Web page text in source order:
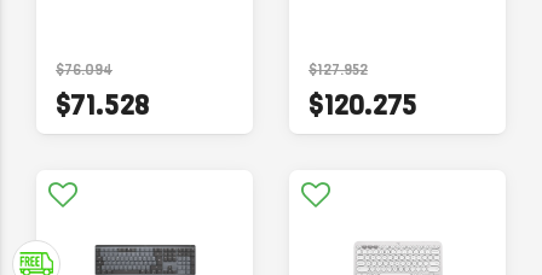
$76.094
$71.528
$127.952
$120.275